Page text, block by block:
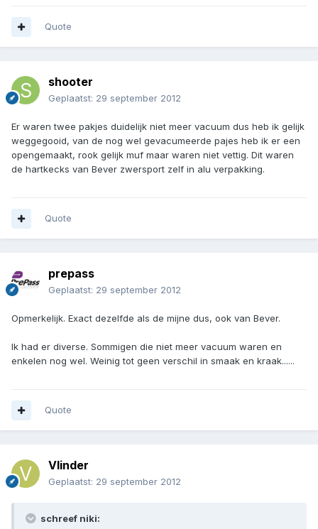
Quote
shooter
Geplaatst: 29 september 2012
Er waren twee pakjes duidelijk niet meer vacuum dus heb ik gelijk
weggegooid, van de nog wel gevacumeerde pajes heb ik er een
opengemaakt, rook gelijk muf maar waren niet vettig. Dit waren
de hartkecks van Bever zwersport zelf in alu verpakking.
Quote
prepass
Geplaatst: 29 september 2012
Opmerkelijk. Exact dezelfde als de mijne dus, ook van Bever.
Ik had er diverse. Sommigen die niet meer vacuum waren en
enkelen nog wel. Weinig tot geen verschil in smaak en kraak......
Quote
Vlinder
Geplaatst: 29 september 2012
schreef niki: